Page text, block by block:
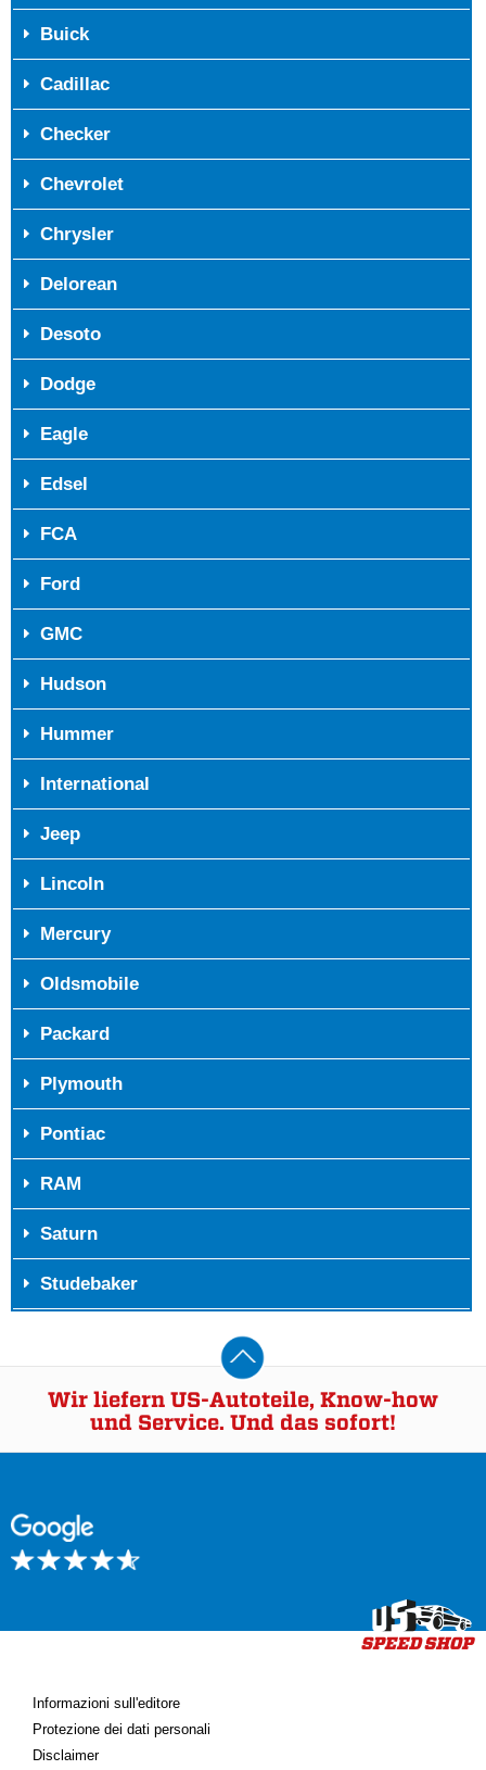
Buick
Cadillac
Checker
Chevrolet
Chrysler
Delorean
Desoto
Dodge
Eagle
Edsel
FCA
Ford
GMC
Hudson
Hummer
International
Jeep
Lincoln
Mercury
Oldsmobile
Packard
Plymouth
Pontiac
RAM
Saturn
Studebaker
Wir liefern US-Autoteile, Know-how
und Service. Und das sofort!
Informazioni sull'editore
Protezione dei dati personali
Disclaimer